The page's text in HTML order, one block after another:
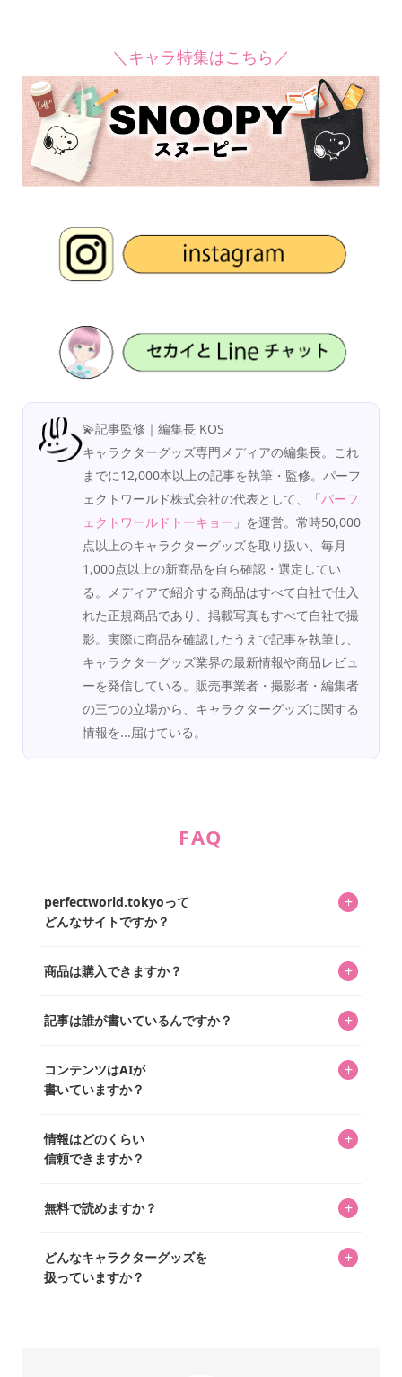
＼キャラ特集はこちら／
💫記事監修｜編集長 KOS
キャラクターグッズ専門メディアの編集長。これ
までに12,000本以上の記事を執筆・監修。パーフ
ェクトワールド株式会社の代表として、「パーフ
ェクトワールドトーキョー 」を運営。常時50,000
点以上のキャラクターグッズを取り扱い、毎月
1,000点以上の新商品を自ら確認・選定してい
る。メディアで紹介する商品はすべて自社で仕入
れた正規商品であり、掲載写真もすべて自社で撮
影。実際に商品を確認したうえで記事を執筆し、
キャラクターグッズ業界の最新情報や商品レビュ
ーを発信している。販売事業者・撮影者・編集者
の三つの立場から、キャラクターグッズに関する
情報を...届けている。
FAQ
perfectworld.tokyoって
どんなサイトですか？
+
ってもらうニュースサイトです。運営はキャラグッズコレ
を中心に行われており、私たちは実際に40,000種のキャラグ
商品は購入できますか？ +
「perfectworld.shop」で、ほとんど全てのアイテムを購
があり、そこからジャンプできます。
記事は誰が書いているんですか？ +
ています。記事内の99%を超えるほぼすべての写真も、1枚
ずつ心を込めて自分たちで撮影したものです。さらに、10
ッズを収集し、月に1,000点の新商品を選定・購入する編集
長KOSが全記事を監修しています。
コンテンツはAIが
書いていますか？
+
書いています。AIは使用していません。編集長KOSが最終確
認を行い、手動で更新しています。
情報はどのくらい
信頼できますか？
+
いをお届けすることは保証します。なお、記事内に価格は
め、正確な情報をお伝えできないからです。
無料で読めますか？ +
どんなキャラクターグッズを
扱っていますか？
+